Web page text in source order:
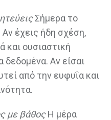
Σήμερα το
Αν έχεις ήδη σχέση,
και ουσιαστική
Αν είσαι
από την ευφυΐα και
με βάθοςΗ μέρα